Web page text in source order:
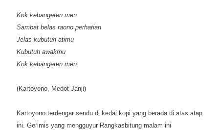
Kok kebangeten men
Sambat belas raono perhatian
Jelas kubutuh atimu
Kubutuh awakmu
Kok kebangeten men
(Kartoyono, Medot Janji)
Kartoyono terdengar sendu di kedai kopi yang berada di atas atap
ini. Gerimis yang mengguyur Rangkasbitung malam ini